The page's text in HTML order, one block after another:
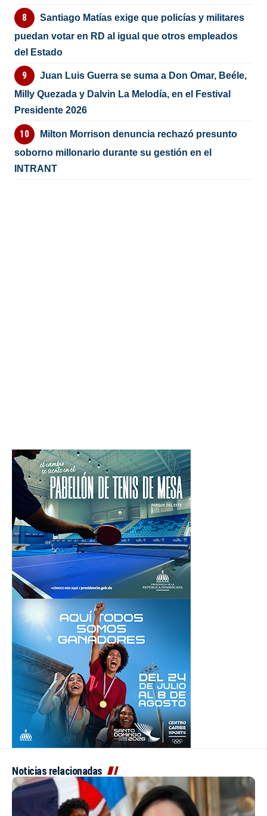
Santiago Matías exige que policías y militares
puedan votar en RD al igual que otros empleados
del Estado
Juan Luis Guerra se suma a Don Omar, Beéle,
Milly Quezada y Dalvin La Melodía, en el Festival
Presidente 2026
Milton Morrison denuncia rechazó presunto
soborno millonario durante su gestión en el
INTRANT
Noticias relacionadas